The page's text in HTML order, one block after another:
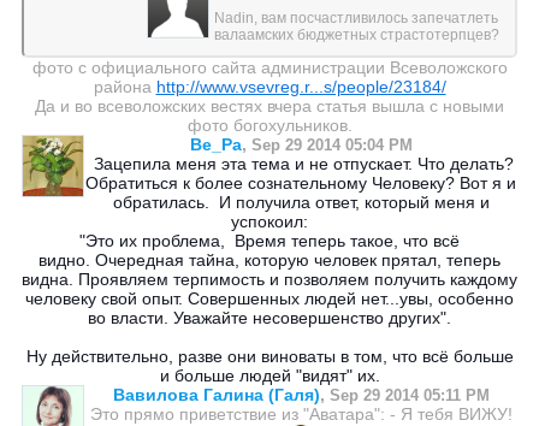
Nadin, вам посчастливилось запечатлеть
валаамских бюджетных страстотерпцев?
фото с официального сайта администрации Всеволожского
района http://www.vsevreg.r...s/people/23184/
Да и во всеволожских вестях вчера статья вышла с новыми
фото богохульников.
Ве_Ра, Sep 29 2014 05:04 PM
Зацепила меня эта тема и не отпускает. Что делать?
Обратиться к более сознательному Человеку? Вот я и
обратилась. И получила ответ, который меня и
успокоил:
"Это их проблема,
Время теперь такое, что всё
видно. Очередная тайна, которую человек прятал, теперь
видна. Проявляем терпимость и позволяем получить каждому
человеку свой опыт. Совершенных людей нет...увы, особенно
во власти. Уважайте несовершенство других".
Ну действительно, разве они виноваты в том, что всё больше
и больше людей "видят" их.
Вавилова Галина (Галя), Sep 29 2014 05:11 PM
Это прямо приветствие из "Аватара": - Я тебя ВИЖУ!